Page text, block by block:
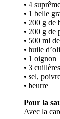
• 4
• 1 belle
• 200 g de
• 200 g de
• 500 ml
• huile
• 1 oignon
• 3
• sel, poivre
• beurre
Pour la
Avec la